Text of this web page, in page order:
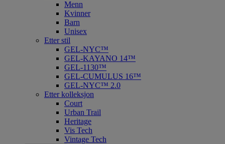
Menn
Kvinner
Barn
Unisex
Etter stil
GEL-NYC™
GEL-KAYANO 14™
GEL-1130™
GEL-CUMULUS 16™
GEL-NYC™ 2.0
Etter kolleksjon
Court
Urban Trail
Heritage
Vis Tech
Vintage Tech